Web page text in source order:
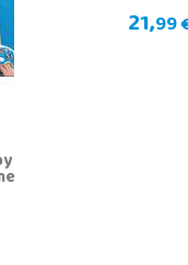
21,99